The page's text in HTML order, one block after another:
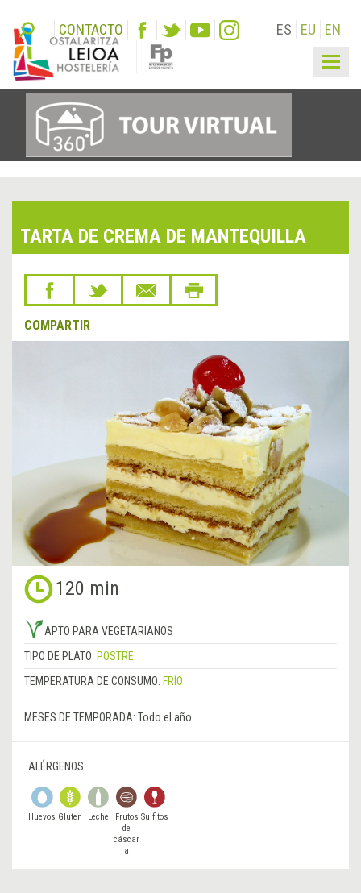
CONTACTO ES EU EN
TARTA DE CREMA DE MANTEQUILLA
COMPARTIR
120 min
APTO PARA VEGETARIANOS
TIPO DE PLATO: POSTRE
TEMPERATURA DE CONSUMO: FRÍO
MESES DE TEMPORADA: Todo el año
ALÉRGENOS:
Huevos Gluten Leche
Frutos
de
cáscar
a
Sulfitos